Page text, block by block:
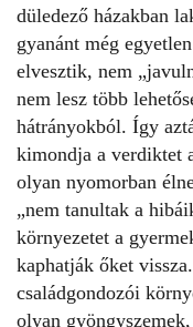
düledező házakban
gyanánt még
elvesztik, nem
nem lesz több
hátrányokból. Így
kimondja a verdiktet
olyan nyomorban
„nem tanultak a
környezetet a
kaphatják őket
családgondozói
olyan gyöngyszemek